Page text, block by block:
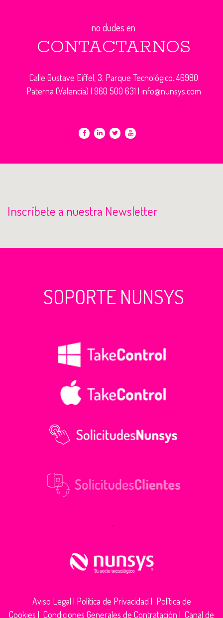
no dudes en
CONTACTARNOS
Calle Gustave Eiffel, 3. Parque Tecnológico. 46980
Paterna (Valencia) | 960 500 631 | info@nunsys.com
Inscríbete a nuestra Newsletter
SOPORTE NUNSYS
.
Aviso Legal | Política de Privacidad | Política de
Cookies | Condiciones Generales de Contratación | Canal de